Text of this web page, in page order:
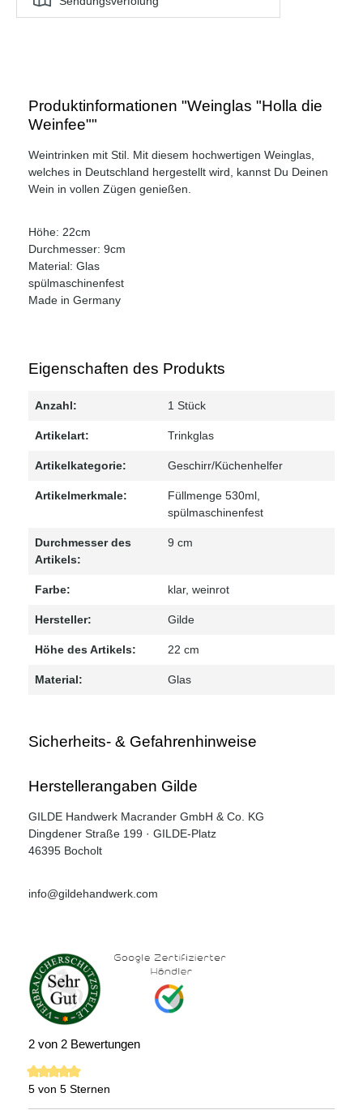
Produktinformationen "Weinglas "Holla die
Weinfee""
Weintrinken mit Stil. Mit diesem hochwertigen Weinglas,
welches in Deutschland hergestellt wird, kannst Du Deinen
Wein in vollen Zügen genießen.
Höhe: 22cm
Durchmesser: 9cm
Material: Glas
spülmaschinenfest
Made in Germany
Eigenschaften des Produkts
Anzahl: 1 Stück
Artikelart: Trinkglas
Artikelkategorie: Geschirr/Küchenhelfer
Artikelmerkmale: Füllmenge 530ml
spülmaschinenfest
Durchmesser des
Artikels:
9 cm
Farbe: klar, weinrot
Hersteller: Gilde
Höhe des Artikels: 22 cm
Material: Glas
Sicherheits- & Gefahrenhinweise
Herstellerangaben Gilde
GILDE Handwerk Macrander GmbH & Co. KG
Dingdener Straße 199 · GILDE-Platz
46395 Bocholt
info@gildehandwerk.com
2 von 2 Bewertungen
Durchschnittliche Bewertung von 5 von 5 Sternen
5 von 5 Sternen